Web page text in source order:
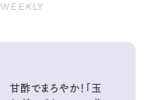
WEEKLY
甘酢でまろやか！「玉